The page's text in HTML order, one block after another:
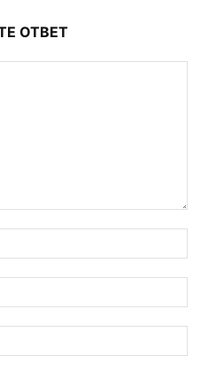
ОТВЕТ